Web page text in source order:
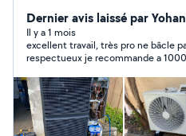
Dernier avis laissé par
Il y a 1 mois
excellent travail, très pro ne bâcle
respectueux je recommande a 1000% niveau rapport